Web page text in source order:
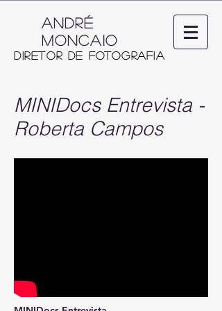
ANDRÉ
MONCAIO
Diretor de Fotografia
MINIDocs Entrevista -
Roberta Campos